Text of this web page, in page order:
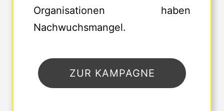
Organisationen haben
Nachwuchsmangel.
ZUR KAMPAGNE